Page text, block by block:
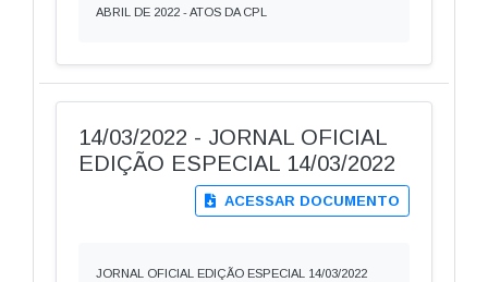
ABRIL DE 2022 - ATOS DA CPL
14/03/2022 - JORNAL OFICIAL
EDIÇÃO ESPECIAL 14/03/2022
ACESSAR DOCUMENTO
JORNAL OFICIAL EDIÇÃO ESPECIAL 14/03/2022